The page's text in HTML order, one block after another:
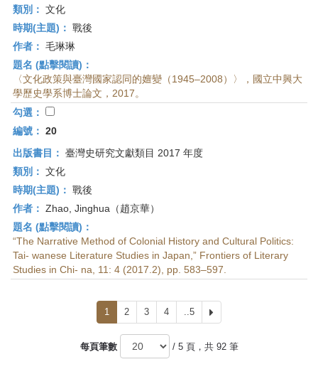
類別： 文化
時期(主題)： 戰後
作者： 毛琳琳
題名 (點擊閱讀)：
〈文化政策與臺灣國家認同的嬗變（1945–2008）〉，國立中興大
學歷史學系博士論文，2017。
勾選：
編號： 20
出版書目： 臺灣史研究文獻類目 2017 年度
類別： 文化
時期(主題)： 戰後
作者： Zhao, Jinghua（趙京華）
題名 (點擊閱讀)：
“The Narrative Method of Colonial History and Cultural Politics:
Tai- wanese Literature Studies in Japan,” Frontiers of Literary
Studies in Chi- na, 11: 4 (2017.2), pp. 583–597.
1 2 3 4 ..5
一
每頁筆數
/ 5 頁，共 92 筆